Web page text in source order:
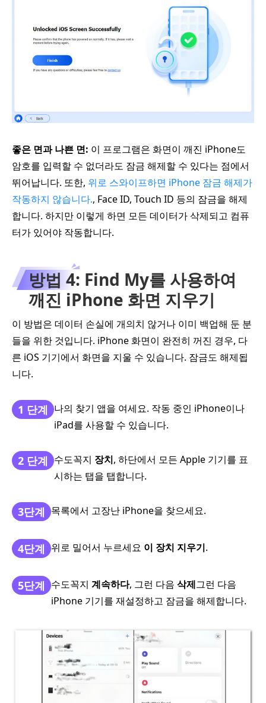
좋은 면과 나쁜 면: 이 프로그램은 화면이 깨진 iPhone도
암호를 입력할 수 없더라도 잠금 해제할 수 있다는 점에서
뛰어납니다. 또한, 위로 스와이프하면 iPhone 잠금 해제가
작동하지 않습니다., Face ID, Touch ID 등의 잠금을 해제
합니다. 하지만 이렇게 하면 모든 데이터가 삭제되고 컴퓨
터가 있어야 작동합니다.
방법 4: Find My를 사용하여
깨진 iPhone 화면 지우기
이 방법은 데이터 손실에 개의치 않거나 이미 백업해 둔 분
들을 위한 것입니다. iPhone 화면이 완전히 꺼진 경우, 다
른 iOS 기기에서 화면을 지울 수 있습니다. 잠금도 해제됩
니다.
1 단계 나의 찾기 앱을 여세요. 작동 중인 iPhone이나
iPad를 사용할 수 있습니다.
2 단계 수도꼭지 장치, 하단에서 모든 Apple 기기를 표
시하는 탭을 탭합니다.
3단계 목록에서 고장난 iPhone을 찾으세요.
4단계 위로 밀어서 누르세요 이 장치 지우기.
5단계 수도꼭지 계속하다, 그런 다음 삭제그런 다음
iPhone 기기를 재설정하고 잠금을 해제합니다.